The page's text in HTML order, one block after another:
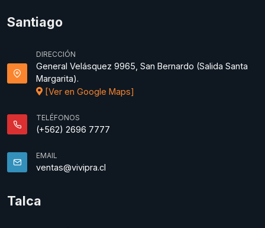
Santiago
DIRECCIÓN
General Velásquez 9965, San Bernardo (Salida Santa
Margarita).
[Ver en Google Maps]
TELÉFONOS
(+562) 2696 7777
EMAIL
ventas@vivipra.cl
Talca